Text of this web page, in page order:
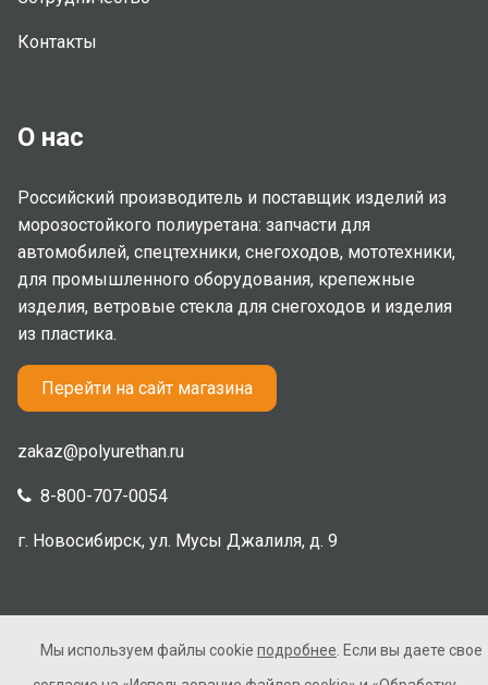
Контакты
О нас
Российский производитель и поставщик изделий из
морозостойкого полиуретана: запчасти для
автомобилей, спецтехники, снегоходов, мототехники,
для промышленного оборудования, крепежные
изделия, ветровые стекла для снегоходов и изделия
из пластика.
Перейти на сайт магазина
zakaz@polyurethan.ru
8-800-707-0054
г. Новосибирск, ул. Мусы Джалиля, д. 9
2005-2026 © Полиуретан. Все права защищены. Не
Мы используем файлы cookie подробнее . Если вы даете свое